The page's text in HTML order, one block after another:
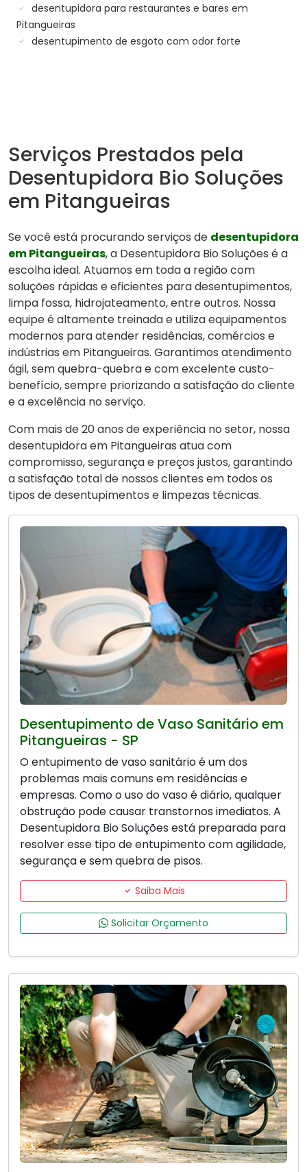
desentupidora para restaurantes e bares em
Pitangueiras
desentupimento de esgoto com odor forte
Serviços Prestados pela
Desentupidora Bio Soluções
em Pitangueiras
Se você está procurando serviços de desentupidora
em Pitangueiras, a Desentupidora Bio Soluções é a
escolha ideal. Atuamos em toda a região com
soluções rápidas e eficientes para desentupimentos,
limpa fossa, hidrojateamento, entre outros. Nossa
equipe é altamente treinada e utiliza equipamentos
modernos para atender residências, comércios e
indústrias em Pitangueiras. Garantimos atendimento
ágil, sem quebra-quebra e com excelente custo-
benefício, sempre priorizando a satisfação do cliente
e a excelência no serviço.
Com mais de 20 anos de experiência no setor, nossa
desentupidora em Pitangueiras atua com
compromisso, segurança e preços justos, garantindo
a satisfação total de nossos clientes em todos os
tipos de desentupimentos e limpezas técnicas.
Desentupimento de Vaso Sanitário em
Pitangueiras - SP
O entupimento de vaso sanitário é um dos
problemas mais comuns em residências e
empresas. Como o uso do vaso é diário, qualquer
obstrução pode causar transtornos imediatos. A
Desentupidora Bio Soluções está preparada para
resolver esse tipo de entupimento com agilidade,
segurança e sem quebra de pisos.
Saiba Mais
Solicitar Orçamento